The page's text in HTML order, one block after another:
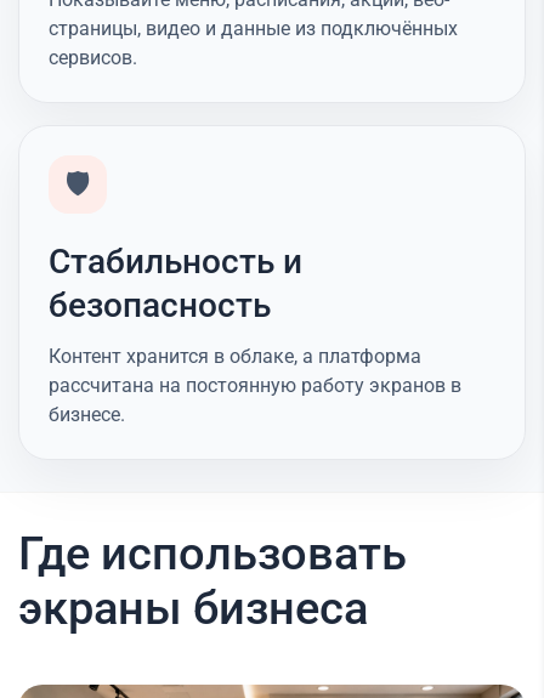
страницы, видео и данные из подключённых
сервисов.
🛡️
Стабильность и
безопасность
Контент хранится в облаке, а платформа
рассчитана на постоянную работу экранов в
бизнесе.
Где использовать
экраны бизнеса